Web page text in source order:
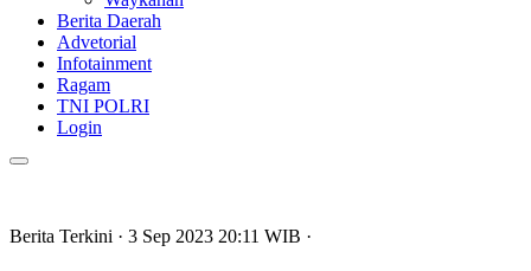
Berita Daerah
Advetorial
Infotainment
Ragam
TNI POLRI
Login
Berita Terkini · 3 Sep 2023 20:11 WIB ·